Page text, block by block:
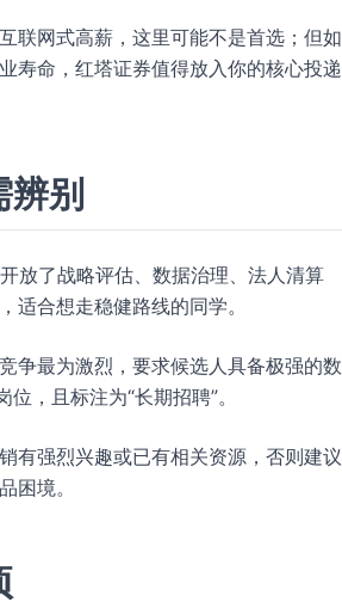
联网式高薪，这里可能不是首选；但如
寿命，红塔证券值得放入你的核心投递
别
放了战略评估、数据治理、法人清算
合想走稳健路线的同学。
争最为激烈，要求候选人具备极强的数
，且标注为“长期招聘”。
有强烈兴趣或已有相关资源，否则建议
困境。